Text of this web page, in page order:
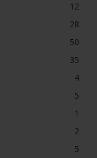
12
28
50
35
4
5
1
2
5